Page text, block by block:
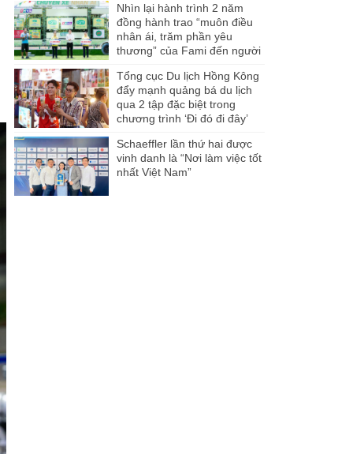
Nhìn lại hành trình 2 năm
đồng hành trao “muôn điều
nhân ái, trăm phần yêu
thương” của Fami đến người
Tổng cục Du lịch Hồng Kông
đẩy mạnh quảng bá du lịch
qua 2 tập đặc biệt trong
chương trình ‘Đi đó đi đây’
Schaeffler lần thứ hai được
vinh danh là “Nơi làm việc tốt
nhất Việt Nam”